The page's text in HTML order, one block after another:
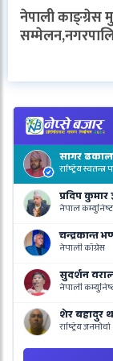
नेपाली काङ्ग्रेस